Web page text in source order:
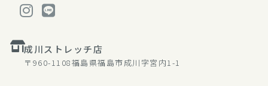
成川ストレッチ店
〒960-1108福島県福島市成川字宮内1-1